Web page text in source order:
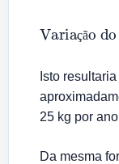
çã
Isto
25 kg por
Da mesma